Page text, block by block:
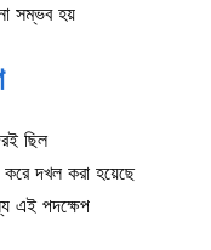
সম্ভব হয়
ছিল
দখল করা হয়েছে
এই পদক্ষেপ